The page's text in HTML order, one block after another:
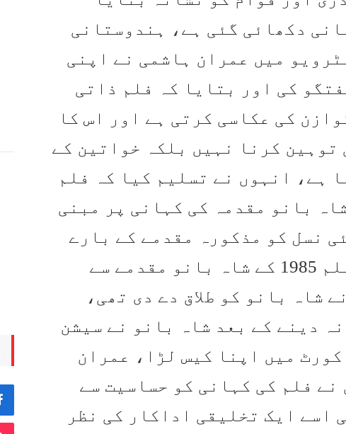
دکھائی گئی ہے، ہندوستانی
میں عمران ہاشمی نے اپنی
کی اور بتایا کہ فلم ذاتی
کی عکاسی کرتی ہے اور اس کا
توہین کرنا نہیں بلکہ خواتین کے
ہے، انہوں نے تسلیم کیا کہ فلم
بانو مقدمہ کی کہانی پر مبنی
نسل کو مذکورہ مقدمے کے بارے
میں زیادہ معلومات نہ ہو، فلم 1985 کے شاہ بانو مقدمے سے
شاہ بانو کو طلاق دے دی تھی،
دینے کے بعد شاہ بانو نے سیشن
میں اپنا کیس لڑا، عمران
نے فلم کی کہانی کو حساسیت سے
اسے ایک تخلیقی اداکار کی نظر